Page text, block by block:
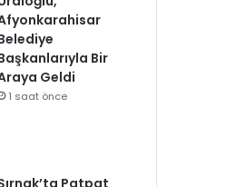
Bir
Geldi
1 saat önce
Patpat